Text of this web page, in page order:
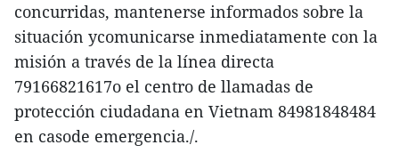
concurridas, mantenerse informados sobre la
situación ycomunicarse inmediatamente con la
misión a través de la línea directa
79166821617o el centro de llamadas de
protección ciudadana en Vietnam 84981848484
en casode emergencia./.